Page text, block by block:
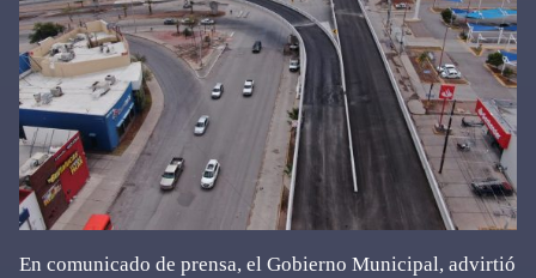
En comunicado de prensa, el Gobierno Municipal, advirtió